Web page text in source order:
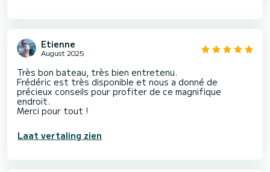
Etienne
August 2025
Très bon bateau, très bien entretenu.
Frédéric est très disponible et nous a donné de
précieux conseils pour profiter de ce magnifique
endroit.
Merci pour tout !
Laat vertaling zien